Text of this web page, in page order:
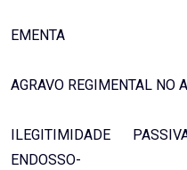
EMENTA
AGRAVO REGIMENTAL NO
ILEGITIMIDADE
ENDOSSO-